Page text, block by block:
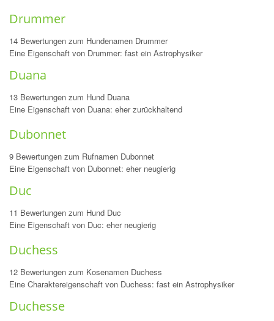
Drummer
14 Bewertungen zum Hundenamen Drummer
Eine Eigenschaft von Drummer: fast ein Astrophysiker
Duana
13 Bewertungen zum Hund Duana
Eine Eigenschaft von Duana: eher zurückhaltend
Dubonnet
9 Bewertungen zum Rufnamen Dubonnet
Eine Eigenschaft von Dubonnet: eher neugierig
Duc
11 Bewertungen zum Hund Duc
Eine Eigenschaft von Duc: eher neugierig
Duchess
12 Bewertungen zum Kosenamen Duchess
Eine Charaktereigenschaft von Duchess: fast ein Astrophysiker
Duchesse